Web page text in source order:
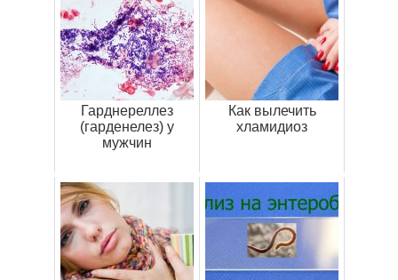
Гарднереллез
(гарденелез) у
мужчин
Как вылечить
хламидиоз